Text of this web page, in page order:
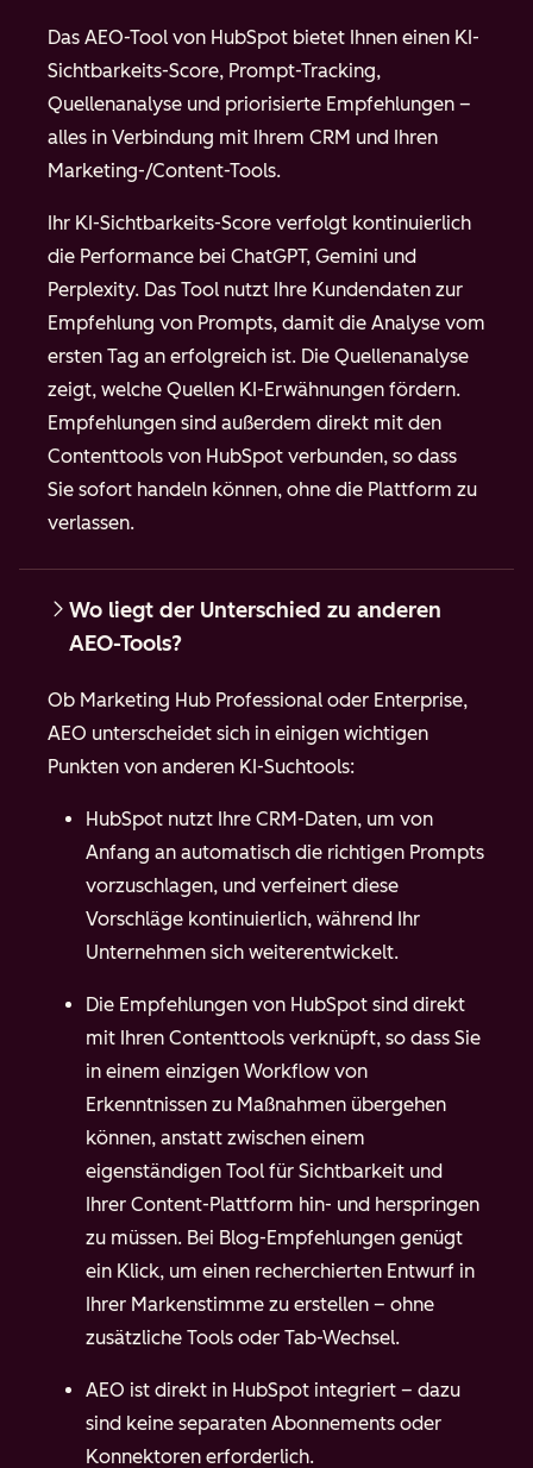
Das AEO-Tool von HubSpot bietet Ihnen einen KI-
Sichtbarkeits-Score, Prompt-Tracking,
Quellenanalyse und priorisierte Empfehlungen –
alles in Verbindung mit Ihrem CRM und Ihren
Marketing-/Content-Tools.
Ihr KI-Sichtbarkeits-Score verfolgt kontinuierlich
die Performance bei ChatGPT, Gemini und
Perplexity. Das Tool nutzt Ihre Kundendaten zur
Empfehlung von Prompts, damit die Analyse vom
ersten Tag an erfolgreich ist. Die Quellenanalyse
zeigt, welche Quellen KI-Erwähnungen fördern.
Empfehlungen sind außerdem direkt mit den
Contenttools von HubSpot verbunden, so dass
Sie sofort handeln können, ohne die Plattform zu
verlassen.
Wo liegt der Unterschied zu anderen
AEO-Tools?
Ob Marketing Hub Professional oder Enterprise,
AEO unterscheidet sich in einigen wichtigen
Punkten von anderen KI-Suchtools:
HubSpot nutzt Ihre CRM-Daten, um von
Anfang an automatisch die richtigen Prompts
vorzuschlagen, und verfeinert diese
Vorschläge kontinuierlich, während Ihr
Unternehmen sich weiterentwickelt.
Die Empfehlungen von HubSpot sind direkt
mit Ihren Contenttools verknüpft, so dass Sie
in einem einzigen Workflow von
Erkenntnissen zu Maßnahmen übergehen
können, anstatt zwischen einem
eigenständigen Tool für Sichtbarkeit und
Ihrer Content-Plattform hin- und herspringen
zu müssen. Bei Blog-Empfehlungen genügt
ein Klick, um einen recherchierten Entwurf in
Ihrer Markenstimme zu erstellen – ohne
zusätzliche Tools oder Tab-Wechsel.
AEO ist direkt in HubSpot integriert – dazu
sind keine separaten Abonnements oder
Konnektoren erforderlich.